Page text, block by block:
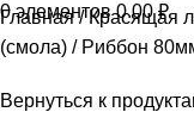
0элементов 0.00₽
Главная Красящая
(смола)
Риббон
Вернуться к